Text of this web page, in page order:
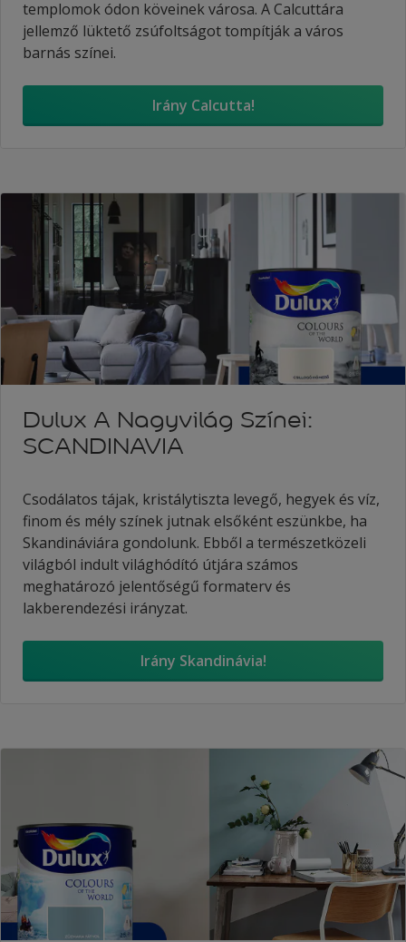
templomok ódon köveinek városa. A Calcuttára
jellemző lüktető zsúfoltságot tompítják a város
barnás színei.
Irány Calcutta!
Dulux A Nagyvilág Színei:
SCANDINAVIA
Csodálatos tájak, kristálytiszta levegő, hegyek és víz,
finom és mély színek jutnak elsőként eszünkbe, ha
Skandináviára gondolunk. Ebből a természetközeli
világból indult világhódító útjára számos
meghatározó jelentőségű formaterv és
lakberendezési irányzat.
Irány Skandinávia!